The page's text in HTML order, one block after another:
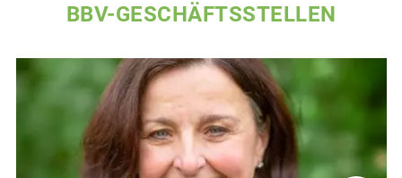
BBV-GESCHÄFTSSTELLEN